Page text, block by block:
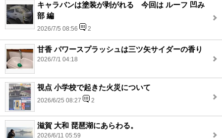
キャラバンは塗装が剥がれる 今回は ルーフ 凹み
部 編
2026/7/5 08:56 2
甘香 パワースプラッシュは三ツ矢サイダーの香り
2026/7/1 04:18
視点 小学校で起きた火災について
2026/6/25 08:27 2
滋賀 大和 琵琶湖にあらわる。
2026/6/11 05:59